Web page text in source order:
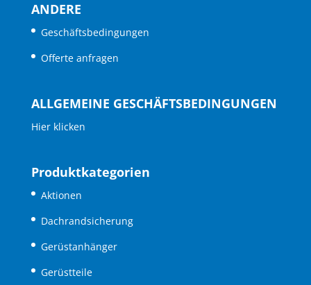
ANDERE
Geschäftsbedingungen
Offerte anfragen
ALLGEMEINE GESCHÄFTSBEDINGUNGEN
Hier klicken
Produktkategorien
Aktionen
Dachrandsicherung
Gerüstanhänger
Gerüstteile